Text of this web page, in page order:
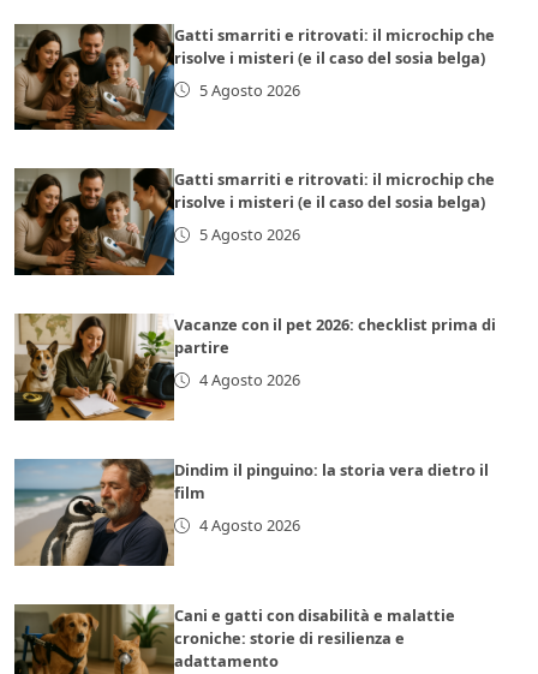
Gatti smarriti e ritrovati: il microchip che
risolve i misteri (e il caso del sosia belga)
5 Agosto 2026
Gatti smarriti e ritrovati: il microchip che
risolve i misteri (e il caso del sosia belga)
5 Agosto 2026
Vacanze con il pet 2026: checklist prima di
partire
4 Agosto 2026
Dindim il pinguino: la storia vera dietro il
film
4 Agosto 2026
Cani e gatti con disabilità e malattie
croniche: storie di resilienza e
adattamento